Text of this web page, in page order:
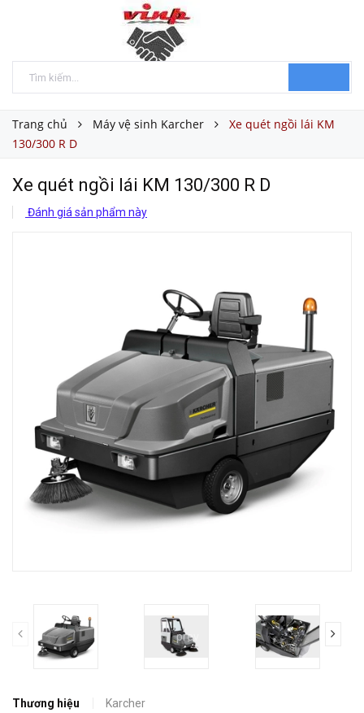
Trang chủ Máy vệ sinh Karcher
Xe quét ngồi lái KM
130/300 R D
Xe quét ngồi lái KM 130/300 R D
Đánh giá sản phẩm này
prev
Thương hiệu
Karcher